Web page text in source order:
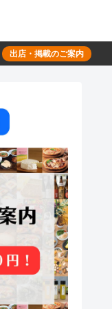
出店・掲載のご案内